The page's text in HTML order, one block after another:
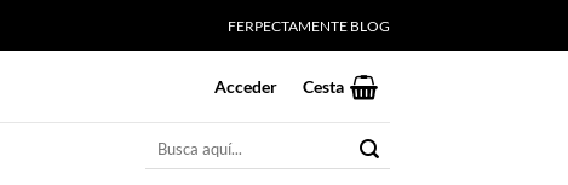
FERPECTAMENTE BLOG
Acceder Cesta
Buscar